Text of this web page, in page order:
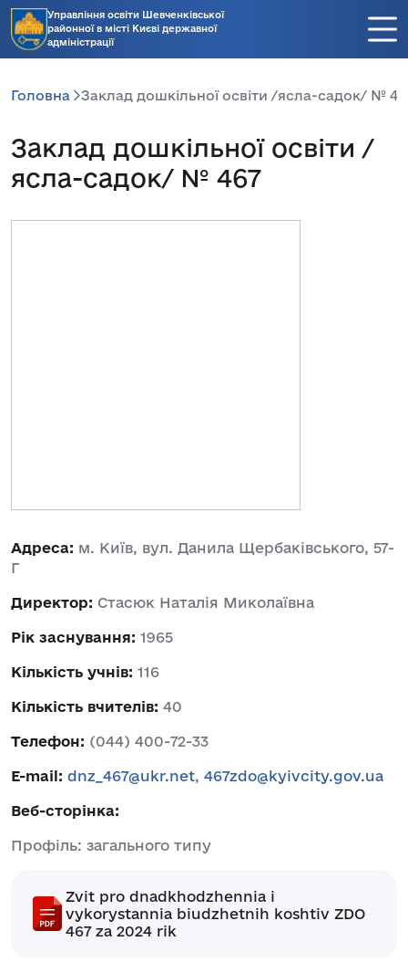
Управління освіти Шевченківської
районної в місті Києві державної
адміністрації
Головна Заклад дошкільної освіти /ясла-садок/ №
Заклад дошкільної освіти /
ясла-садок/ № 467
Адреса: м. Київ, вул. Данила Щербаківського, 57-
Г
Директор: Стасюк Наталія Миколаївна
Рік заснування: 1965
Кількість учнів: 116
Кількість вчителів: 40
Телефон: (044) 400-72-33
E-mail: dnz_467@ukr.net, 467zdo@kyivcity.gov.ua
Веб-сторінка:
Профіль: загального типу
Zvit pro dnadkhodzhennia i
vykorystannia biudzhetnih koshtiv ZDO
467 za 2024 rik